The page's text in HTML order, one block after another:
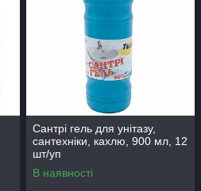
Сантрі гель для унітазу,
сантехніки, кахлю, 900 мл, 12
шт/уп
В наявності